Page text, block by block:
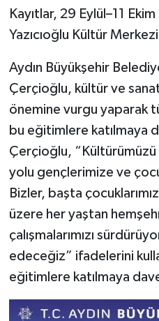
Kayıtlar, 29 Eylül–11
Yazıcıoğlu Kültür
Aydın Büyükşehir
Çerçioğlu, kültür ve
önemine vurgu yaparak
bu eğitimlere katılmaya
Çerçioğlu, “Kültürümüzü
yolu gençlerimize ve
Bizler, başta
üzere her yaştan
çalışmalarımızı
edeceğiz” ifadelerini
eğitimlere katılmaya